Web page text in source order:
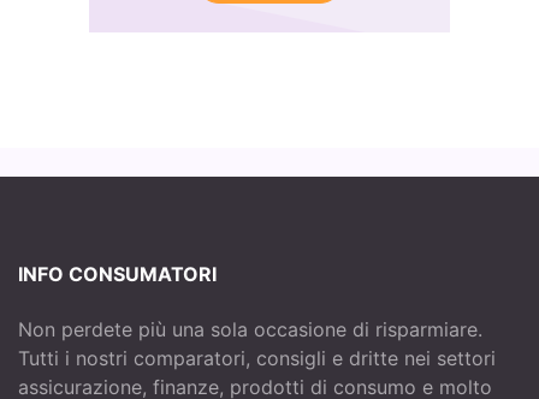
INFO CONSUMATORI
Non perdete più una sola occasione di risparmiare.
Tutti i nostri comparatori, consigli e dritte nei settori
assicurazione, finanze, prodotti di consumo e molto